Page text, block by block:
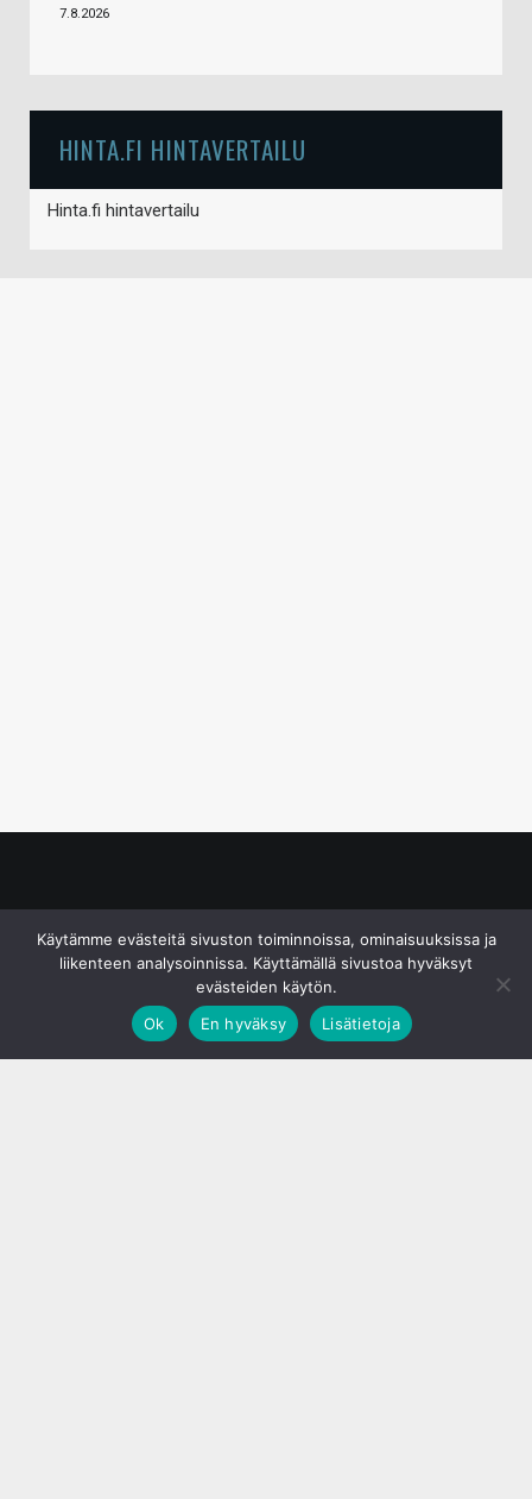
7.8.2026
HINTA.FI HINTAVERTAILU
Hinta.fi hintavertailu
Käytämme evästeitä sivuston toiminnoissa, ominaisuuksissa ja
liikenteen analysoinnissa. Käyttämällä sivustoa hyväksyt
evästeiden käytön.
Ok
En hyväksy Lisätietoja